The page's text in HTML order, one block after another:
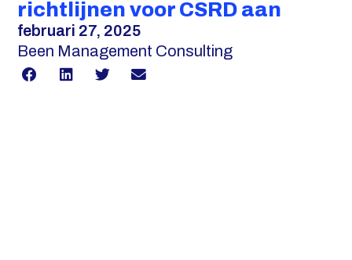
richtlijnen voor CSRD aan
februari 27, 2025
Been Management Consulting